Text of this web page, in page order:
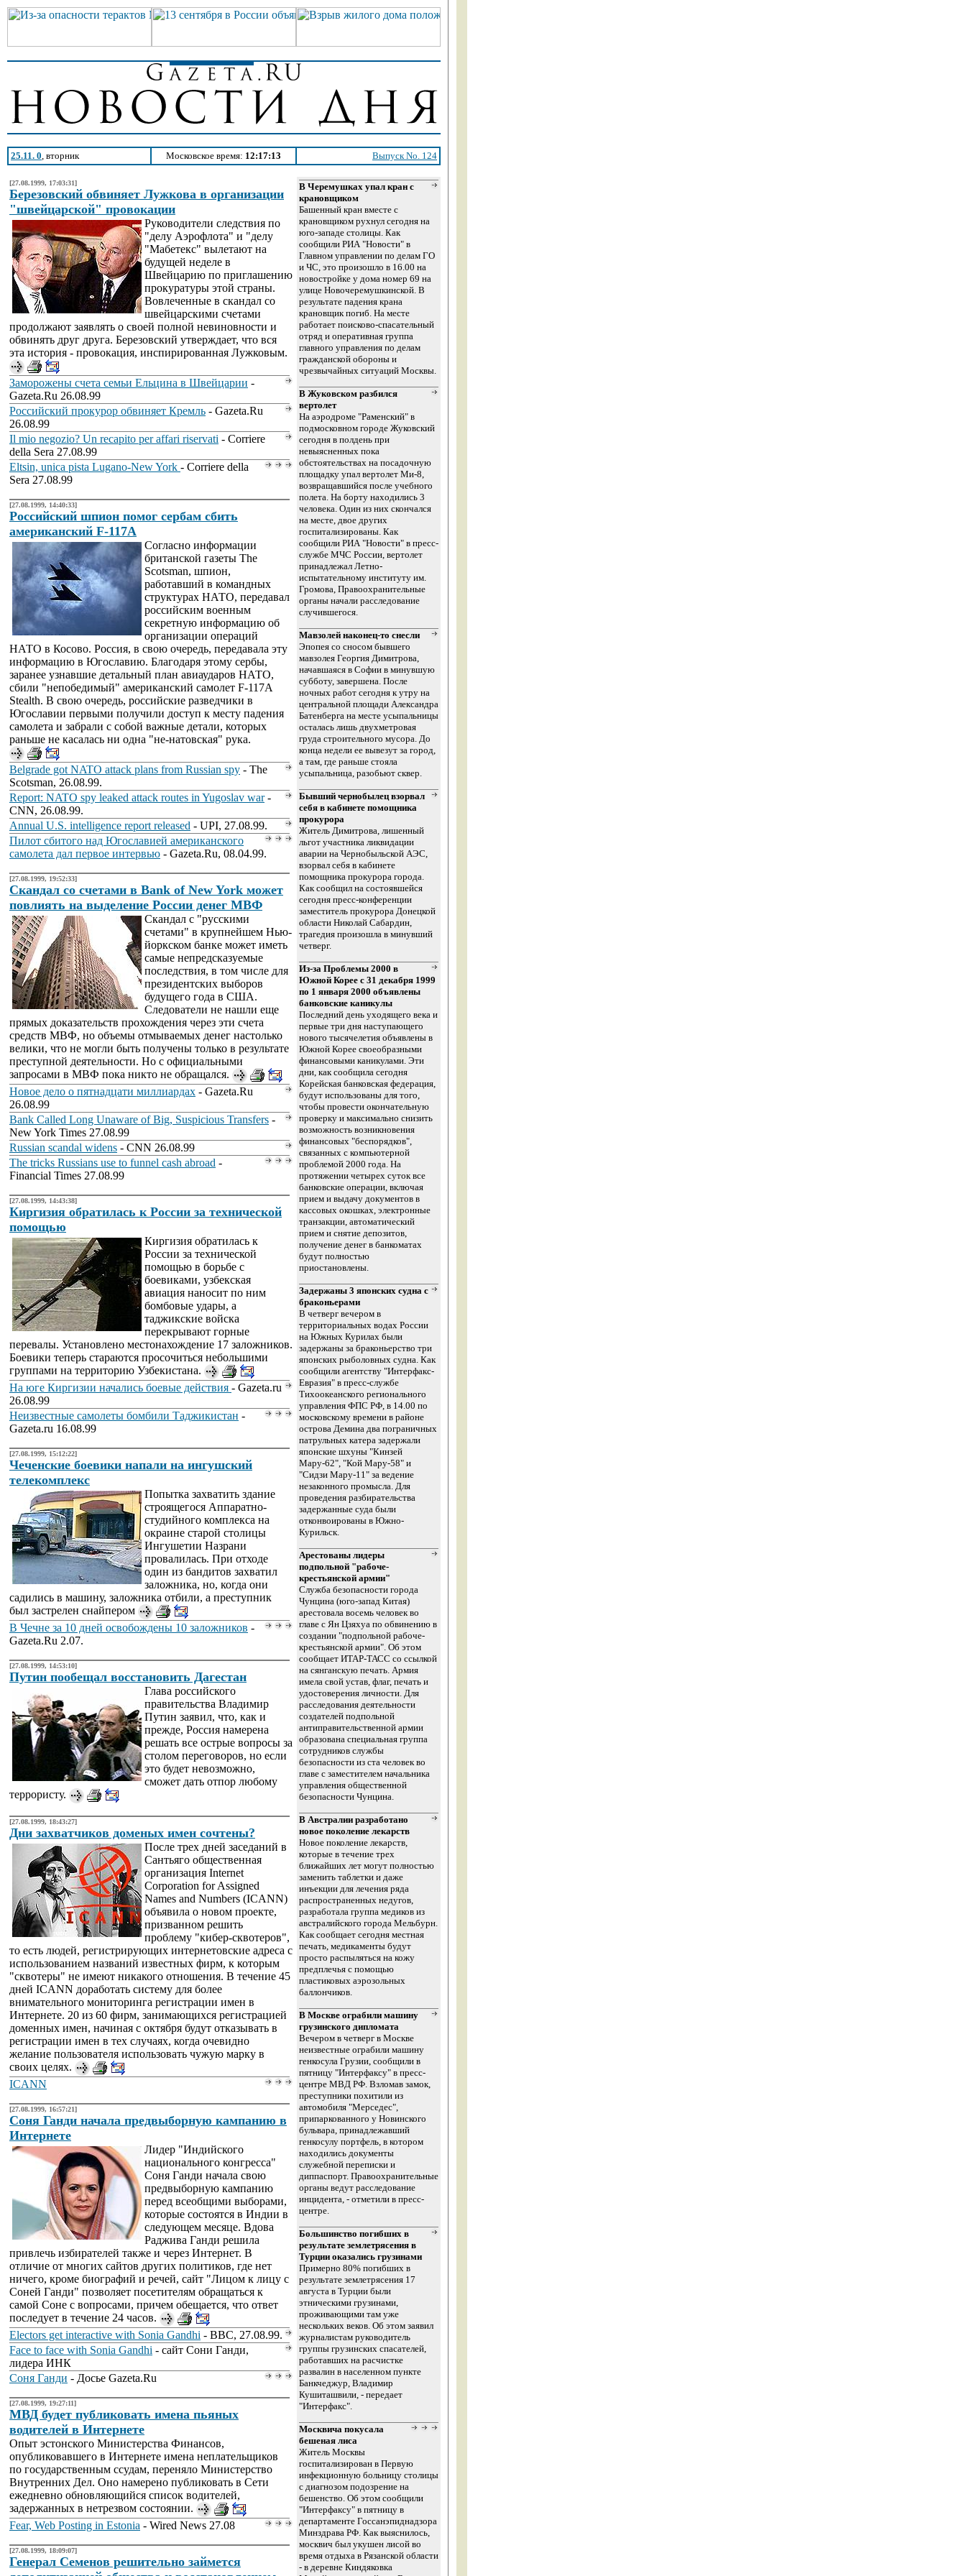
25.11. 0, вторник Московское время: 12:17:13 Выпуск No. 124
[27.08.1999, 17:03:31]
Березовский обвиняет Лужкова в организации
"швейцарской" провокации
Руководители следствия по
"делу Аэрофлота" и "делу
"Мабетекс" вылетают на
будущей неделе в
Швейцарию по приглашению
прокуратуры этой страны.
Вовлеченные в скандал со
швейцарскими счетами
продолжают заявлять о своей полной невиновности и
обвинять друг друга. Березовский утверждает, что вся
эта история - провокация, инспирированная Лужковым.
Заморожены счета семьи Ельцина в Швейцарии -
Gazeta.Ru 26.08.99
Российский прокурор обвиняет Кремль - Gazeta.Ru
26.08.99
Il mio negozio? Un recapito per affari riservati - Corriere
della Sera 27.08.99
Eltsin, unica pista Lugano-New York - Corriere della
Sera 27.08.99
[27.08.1999, 14:40:33]
Российский шпион помог сербам сбить
американский F-117A
Cогласно информации
британской газеты The
Scotsman, шпион,
работавший в командных
структурах НАТО, передавал
российским военным
секретную информацию об
организации операций
НАТО в Косово. Россия, в свою очередь, передавала эту
информацию в Югославию. Благодаря этому сербы,
заранее узнавшие детальный план авиаударов НАТО,
сбили "непобедимый" американский самолет F-117A
Stealth. В свою очередь, российские разведчики в
Югославии первыми получили доступ к месту падения
самолета и забрали с собой важные детали, которых
раньше не касалась ни одна "не-натовская" рука.
Belgrade got NATO attack plans from Russian spy - The
Scotsman, 26.08.99.
Report: NATO spy leaked attack routes in Yugoslav war-
CNN, 26.08.99.
Annual U.S. intelligence report released - UPI, 27.08.99.
Пилот сбитого над Югославией американского
самолета дал первое интервью - Gazeta.Ru, 08.04.99.
[27.08.1999, 19:52:33]
Скандал со счетами в Bank of New York может
повлиять на выделение России денег МВФ
Скандал с "русскими
счетами" в крупнейшем Нью-
йоркском банке может иметь
самые непредсказуемые
последствия, в том числе для
президентских выборов
будущего года в США.
Следователи не нашли еще
прямых доказательств прохождения через эти счета
средств МВФ, но объемы отмываемых денег настолько
велики, что не могли быть получены только в результате
преступной деятельности. Но с официальными
запросами в МВФ пока никто не обращался.
Новое дело о пятнадцати миллиардах - Gazeta.Ru
26.08.99
Bank Called Long Unaware of Big, Suspicious Transfers -
New York Times 27.08.99
Russian scandal widens - CNN 26.08.99
The tricks Russians use to funnel cash abroad -
Financial Times 27.08.99
[27.08.1999, 14:43:38]
Киргизия обратилась к России за технической
помощью
Киргизия обратилась к
России за технической
помощью в борьбе с
боевиками, узбекская
авиация наносит по ним
бомбовые удары, а
таджикские войска
перекрывают горные
перевалы. Установлено местонахождение 17 заложников.
Боевики теперь стараются просочиться небольшими
группами на территорию Узбекистана.
На юге Киргизии начались боевые действия - Gazeta.ru
26.08.99
Неизвестные самолеты бомбили Таджикистан -
Gazeta.ru 16.08.99
[27.08.1999, 15:12:22]
Чеченские боевики напали на ингушский
телекомплекс
Попытка захватить здание
строящегося Аппаратно-
студийного комплекса на
окраине старой столицы
Ингушетии Назрани
провалилась. При отходе
один из бандитов захватил
заложника, но, когда они
садились в машину, заложника отбили, а преступник
был застрелен снайпером
В Чечне за 10 дней освобождены 10 заложников -
Gazeta.Ru 2.07.
[27.08.1999, 14:53:10]
Путин пообещал восстановить Дагестан
Глава российского
правительства Владимир
Путин заявил, что, как и
прежде, Россия намерена
решать все острые вопросы за
столом переговоров, но если
это будет невозможно,
сможет дать отпор любому
террористу.
[27.08.1999, 18:43:27]
Дни захватчиков доменых имен сочтены?
После трех дней заседаний в
Сантьяго общественная
организация Internet
Corporation for Assigned
Names and Numbers (ICANN)
объявила о новом проекте,
призванном решить
проблему "кибер-сквотеров",
то есть людей, регистрирующих интернетовские адреса с
использованием названий известных фирм, к которым
"сквотеры" не имеют никакого отношения. В течение 45
дней ICANN доработать систему для более
внимательного мониторинга регистрации имен в
Интернете. 20 из 60 фирм, занимающихся регистрацией
доменных имен, начиная с октября будут отказывать в
регистрации имен в тех случаях, когда очевидно
желание пользователя использовать чужую марку в
своих целях.
ICANN
[27.08.1999, 16:57:21]
Соня Ганди начала предвыборную кампанию в
Интернете
Лидер "Индийского
национального конгресса"
Соня Ганди начала свою
предвыборную кампанию
перед всеобщими выборами,
которые состоятся в Индии в
следующем месяце. Вдова
Раджива Ганди решила
привлечь избирателей также и через Интернет. В
отличие от многих сайтов других политиков, где нет
ничего, кроме биографий и речей, сайт "Лицом к лицу с
Соней Ганди" позволяет посетителям обращаться к
самой Соне с вопросами, причем обещается, что ответ
последует в течение 24 часов.
Electors get interactive with Sonia Gandhi - BBC, 27.08.99.
Face to face with Sonia Gandhi - сайт Сони Ганди,
лидера ИНК
Соня Ганди - Досье Gazeta.Ru
[27.08.1999, 19:27:11]
МВД будет публиковать имена пьяных
водителей в Интернете
Опыт эстонского Министерства Финансов,
опубликовавшего в Интернете имена неплательщиков
по государственным ссудам, переняло Министерство
Внутренних Дел. Оно намерено публиковать в Сети
ежедневно обновляющийся список водителей,
задержанных в нетрезвом состоянии.
Fear, Web Posting in Estonia - Wired News 27.08
[27.08.1999, 18:09:07]
Генерал Семенов решительно займется
В Черемушках упал кран с
крановщиком
Башенный кран вместе с
крановщиком рухнул сегодня на
юго-западе столицы. Как
сообщили РИА "Новости" в
Главном управлении по делам ГО
и ЧС, это произошло в 16.00 на
новостройке у дома номер 69 на
улице Новочеремушкинской. В
результате падения крана
крановщик погиб. На месте
работает поисково-спасательный
отряд и оперативная группа
главного управления по делам
гражданской обороны и
чрезвычайных ситуаций Москвы.
В Жуковском разбился
вертолет
На аэродроме "Раменский" в
подмосковном городе Жуковский
сегодня в полдень при
невыясненных пока
обстоятельствах на посадочную
площадку упал вертолет Ми-8,
возвращавшийся после учебного
полета. На борту находились 3
человека. Один из них скончался
на месте, двое других
госпитализированы. Как
сообщили РИА "Новости" в пресс-
службе МЧС России, вертолет
принадлежал Летно-
испытательному институту им.
Громова, Правоохранительные
органы начали расследование
случившегося.
Мавзолей наконец-то снесли
Эпопея со сносом бывшего
мавзолея Георгия Димитрова,
начавшаяся в Софии в минувшую
субботу, завершена. После
ночных работ сегодня к утру на
центральной площади Александра
Батенберга на месте усыпальницы
осталась лишь двухметровая
груда строительного мусора. До
конца недели ее вывезут за город,
а там, где раньше стояла
усыпальница, разобьют сквер.
Бывший чернобылец взорвал
себя в кабинете помощника
прокурора
Житель Димитрова, лишенный
льгот участника ликвидации
аварии на Чернобыльской АЭС,
взорвал себя в кабинете
помощника прокурора города.
Как сообщил на состоявшейся
сегодня пресс-конференции
заместитель прокурора Донецкой
области Николай Сабардин,
трагедия произошла в минувший
четверг.
Из-за Проблемы 2000 в
Южной Корее с 31 декабря 1999
по 1 января 2000 объявлены
банковские каникулы
Последний день уходящего века и
первые три дня наступающего
нового тысячелетия объявлены в
Южной Корее своеобразными
финансовыми каникулами. Эти
дни, как сообщила сегодня
Корейская банковская федерация,
будут использованы для того,
чтобы провести окончательную
проверку и максимально снизить
возможность возникновения
финансовых "беспорядков",
связанных с компьютерной
проблемой 2000 года. На
протяжении четырех суток все
банковские операции, включая
прием и выдачу документов в
кассовых окошках, электронные
транзакции, автоматический
прием и снятие депозитов,
получение денег в банкоматах
будут полностью
приостановлены.
Задержаны 3 японских судна с
браконьерами
В четверг вечером в
территориальных водах России
на Южных Курилах были
задержаны за браконьерство три
японских рыболовных судна. Как
сообщили агентству "Интерфакс-
Евразия" в пресс-службе
Тихоокеанского регионального
управления ФПС РФ, в 14.00 по
московскому времени в районе
острова Демина два пограничных
патрульных катера задержали
японские шхуны "Кинзей
Мару-62", "Кой Мару-58" и
"Сидзи Мару-11" за ведение
незаконного промысла. Для
проведения разбирательства
задержанные суда были
отконвоированы в Южно-
Курильск.
Арестованы лидеры
подпольной "рабоче-
крестьянской армии"
Служба безопасности города
Чунцина (юго-запад Китая)
арестовала восемь человек во
главе с Ян Цзяхуа по обвинению в
создании "подпольной рабоче-
крестьянской армии". Об этом
сообщает ИТАР-ТАСС со ссылкой
на сянганскую печать. Армия
имела свой устав, флаг, печать и
удостоверения личности. Для
расследования деятельности
создателей подпольной
антиправительственной армии
образована специальная группа
сотрудников службы
безопасности из ста человек во
главе с заместителем начальника
управления общественной
безопасности Чунцина.
В Австралии разработано
новое поколение лекарств
Новое поколение лекарств,
которые в течение трех
ближайших лет могут полностью
заменить таблетки и даже
инъекции для лечения ряда
распространенных недугов,
разработала группа медиков из
австралийского города Мельбурн.
Как сообщает сегодня местная
печать, медикаменты будут
просто распыляться на кожу
предплечья с помощью
пластиковых аэрозольных
баллончиков.
В Москве ограбили машину
грузинского дипломата
Вечером в четверг в Москве
неизвестные ограбили машину
генкосула Грузии, сообщили в
пятницу "Интерфаксу" в пресс-
центре МВД РФ. Взломав замок,
преступники похитили из
автомобиля "Мерседес",
припаркованного у Новинского
бульвара, принадлежавший
генкосулу портфель, в котором
находились документы
служебной переписки и
диппаспорт. Правоохранительные
органы ведут расследование
инцидента, - отметили в пресс-
центре.
Большинство погибших в
результате землетрясения в
Турции оказались грузинами
Примерно 80% погибших в
результате землетрясения 17
августа в Турции были
этническими грузинами,
проживающими там уже
нескольких веков. Об этом заявил
журналистам руководитель
группы грузинских спасателей,
работавших на расчистке
развалин в населенном пункте
Банкчеджур, Владимир
Кушиташвили, - передает
"Интерфакс".
Москвича покусала
бешеная лиса
Житель Москвы
госпитализирован в Первую
инфекционную больницу столицы
с диагнозом подозрение на
бешенство. Об этом сообщили
"Интерфаксу" в пятницу в
департаменте Госсанэпиднадзора
Минздрава РФ. Как выяснилось,
москвич был укушен лисой во
время отдыха в Рязанской области
- в деревне Киндяковка